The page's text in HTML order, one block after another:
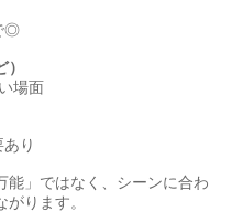
◎
場面
り
能」ではなく、シーンに合わ
ります。